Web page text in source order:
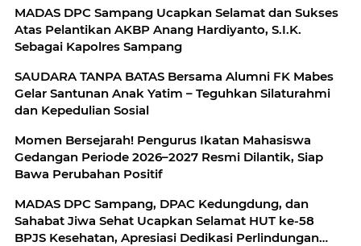
MADAS DPC Sampang Ucapkan Selamat dan Sukses
Atas Pelantikan AKBP Anang Hardiyanto, S.I.K.
Sebagai Kapolres Sampang
SAUDARA TANPA BATAS Bersama Alumni FK Mabes
Gelar Santunan Anak Yatim – Teguhkan Silaturahmi
dan Kepedulian Sosial
Momen Bersejarah! Pengurus Ikatan Mahasiswa
Gedangan Periode 2026–2027 Resmi Dilantik, Siap
Bawa Perubahan Positif
MADAS DPC Sampang, DPAC Kedungdung, dan
Sahabat Jiwa Sehat Ucapkan Selamat HUT ke-58
BPJS Kesehatan, Apresiasi Dedikasi Perlindungan